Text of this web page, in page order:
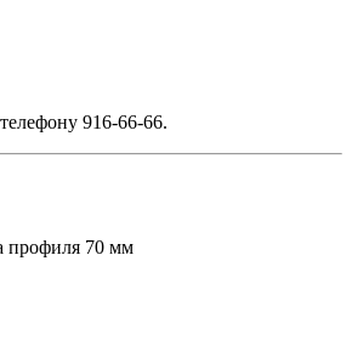
916-66-66.
профиля 70 мм